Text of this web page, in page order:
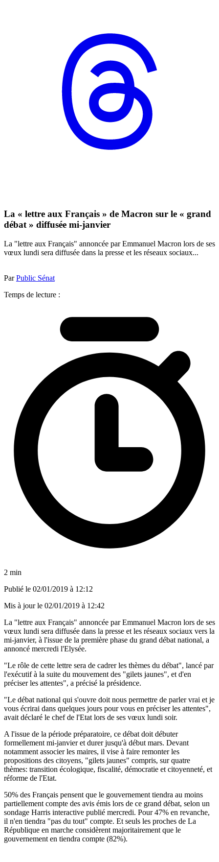
La « lettre aux Français » de Macron sur le « grand
débat » diffusée mi-janvier
La "lettre aux Français" annoncée par Emmanuel Macron lors de ses
vœux lundi sera diffusée dans la presse et les réseaux sociaux...
ParPublic Sénat
Temps de lecture :
2 min
Publié le 02/01/2019 à 12:12
Mis à jour le 02/01/2019 à 12:42
La "lettre aux Français" annoncée par Emmanuel Macron lors de ses
vœux lundi sera diffusée dans la presse et les réseaux sociaux vers la
mi-janvier, à l'issue de la première phase du grand débat national, a
annoncé mercredi l'Elysée.
"Le rôle de cette lettre sera de cadrer les thèmes du débat", lancé par
l'exécutif à la suite du mouvement des "gilets jaunes", et d'en
préciser les attentes", a précisé la présidence.
"Le débat national qui s'ouvre doit nous permettre de parler vrai et je
vous écrirai dans quelques jours pour vous en préciser les attentes",
avait déclaré le chef de l'Etat lors de ses vœux lundi soir.
A l'issue de la période préparatoire, ce débat doit débuter
formellement mi-janvier et durer jusqu'à début mars. Devant
notamment associer les maires, il vise à faire remonter les
propositions des citoyens, "gilets jaunes" compris, sur quatre
thèmes: transition écologique, fiscalité, démocratie et citoyenneté, et
réforme de l'Etat.
50% des Français pensent que le gouvernement tiendra au moins
partiellement compte des avis émis lors de ce grand débat, selon un
sondage Harris interactive publié mercredi. Pour 47% en revanche,
il n'en tiendra "pas du tout" compte. Et seuls les proches de La
République en marche considèrent majoritairement que le
gouvernement en tiendra compte (82%).